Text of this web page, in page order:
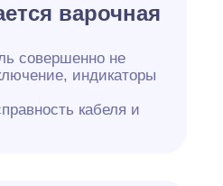
варочная
совершенно не
индикаторы
кабеля и